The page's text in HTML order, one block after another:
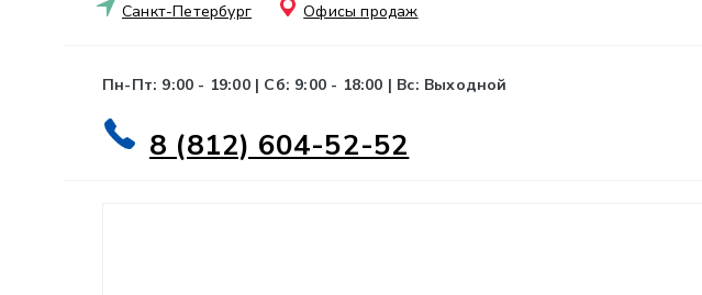
Санкт-Петербург Офисы продаж
Пн-Пт: 9:00 - 19:00 | Сб: 9:00 - 18:00 | Вс: Выходной
8 (812) 604-52-52